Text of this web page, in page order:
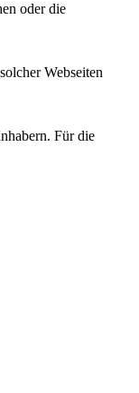
oder die
Webseiten
Für die